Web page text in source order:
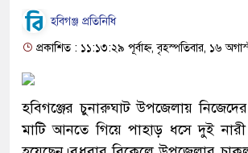
হবিগঞ্জ প্রতিনিধি
প্রকাশিত : ১১:১৩:২৯ পূর্বাহ্ন, বৃহস্পতিবার, ১৬
হবিগঞ্জের চুনারুঘাট উপজেলায়
মাটি আনতে গিয়ে পাহাড় ধসে দুই